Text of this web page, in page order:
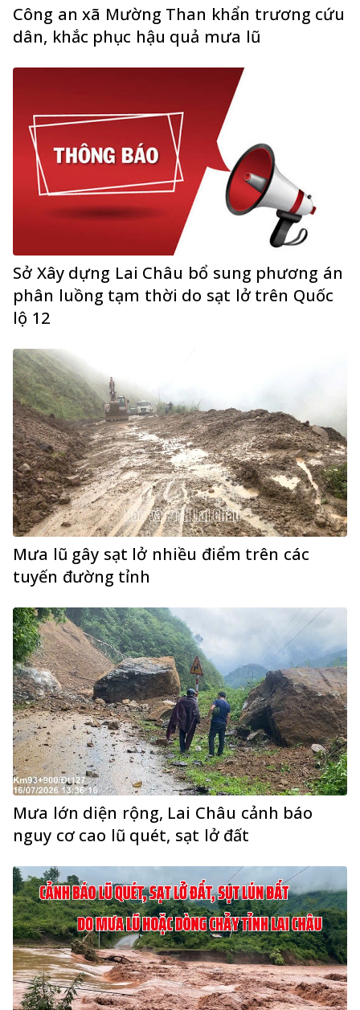
Công an xã Mường Than khẩn trương cứu
dân, khắc phục hậu quả mưa lũ
Sở Xây dựng Lai Châu bổ sung phương án
phân luồng tạm thời do sạt lở trên Quốc
lộ 12
Mưa lũ gây sạt lở nhiều điểm trên các
tuyến đường tỉnh
Mưa lớn diện rộng, Lai Châu cảnh báo
nguy cơ cao lũ quét, sạt lở đất